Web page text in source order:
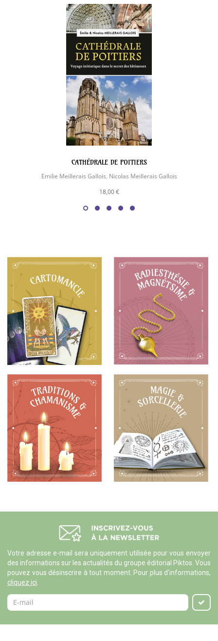
CATHÉDRALE DE POITIERS
Emilie Meillerais Gallois Nicolas Meillerais Gallois
18,00 €
Votre adresse e-mail sera uniquement utilisée pour vous envoyer
des informations sur les actualités du groupe éditorial Piktos. Vous
pouvez vous désinscrire à tout moment. Pour plus d'informations,
cliquez ici